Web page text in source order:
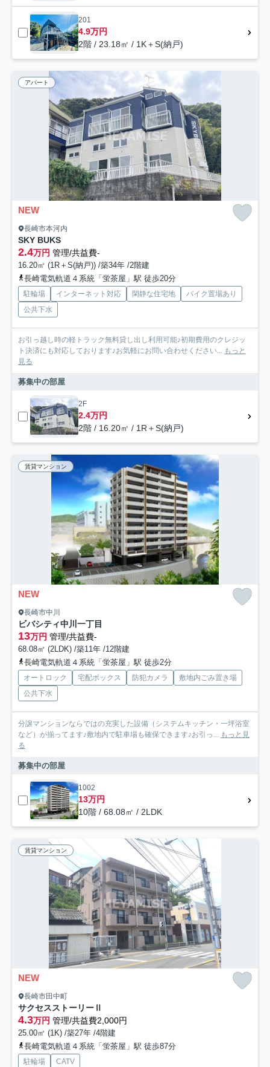
201
4.9万円
2階 / 23.18㎡ / 1K＋S(納戸)
アパート
NEW
長崎市本河内
SKY BUKS
2.4万円 管理/共益費-
16.20㎡ (1R＋S(納戸)) /築34年 /2階建
長崎電気軌道４系統「蛍茶屋」駅 徒歩20分
駐輪場 インターネット対応 閑静な住宅地
バイク置場あり
公共下水
お引っ越し時の軽トラック無料貸し出し利用可能♪初期費用のクレジッ
ト決済にも対応しております♪お気軽にお問い合わせください... もっと
見る
募集中の部屋
2F
2.4万円
2階 / 16.20㎡ / 1R＋S(納戸)
賃貸マンション
NEW
長崎市中川
ビバシティ中川一丁目
13万円 管理/共益費-
68.08㎡ (2LDK) /築11年 /12階建
長崎電気軌道４系統「蛍茶屋」駅 徒歩2分
オートロック 宅配ボックス 防犯カメラ
敷地内ごみ置き場
公共下水
分譲マンションならではの充実した設備（システムキッチン・一坪浴室
など）が揃ってます♪敷地内で駐車場も確保できます♪お引っ... もっと見
る
募集中の部屋
1002
13万円
10階 / 68.08㎡ / 2LDK
賃貸マンション
NEW
長崎市田中町
サクセスストーリーⅡ
4.3万円 管理/共益費2,000円
25.00㎡ (1K) /築27年 /4階建
長崎電気軌道４系統「蛍茶屋」駅 徒歩87分
駐輪場 CATV